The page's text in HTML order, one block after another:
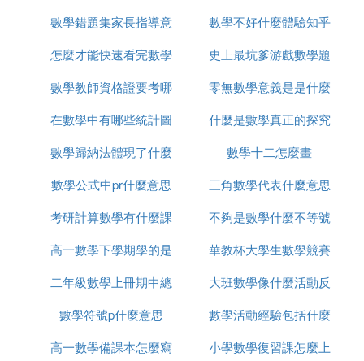
樣子
遷移
數學錯題集家長指導意
見怎麼寫
數學不好什麼體驗知乎
怎麼才能快速看完數學
書
史上最坑爹游戲數學題
怎麼過
數學教師資格證要考哪
些
零無數學意義是是什麼
意思
在數學中有哪些統計圖
圖片
什麼是數學真正的探究
活動
數學歸納法體現了什麼
數學思想
數學十二怎麼畫
數學公式中pr什麼意思
三角數學代表什麼意思
考研計算數學有什麼課
程
不夠是數學什麼不等號
的
高一數學下學期學的是
什麼
華教杯大學生數學競賽
含金量怎麼樣
二年級數學上冊期中總
結怎麼寫
大班數學像什麼活動反
思
數學符號p什麼意思
數學活動經驗包括什麼
區別
高一數學備課本怎麼寫
小學數學復習課怎麼上